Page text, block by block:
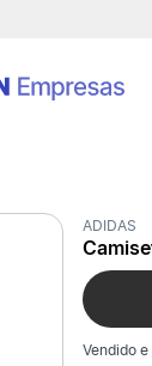
ADIDAS
Vendido